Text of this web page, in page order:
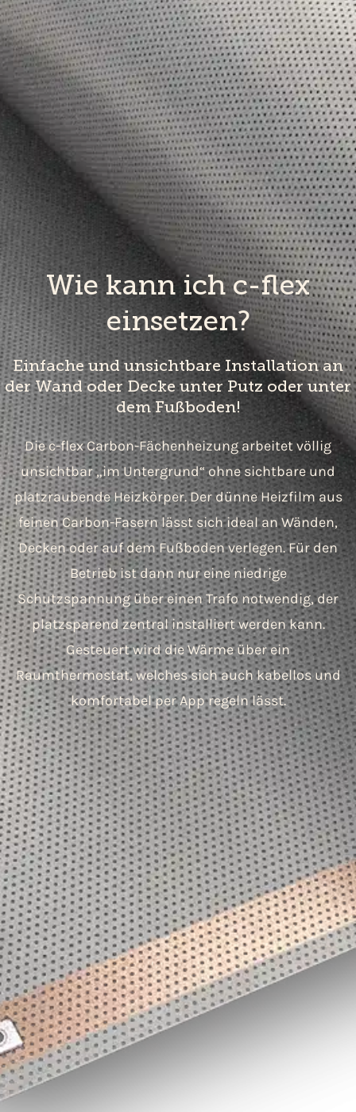
Wie kann ich c-flex
einsetzen?
Einfache und unsichtbare Installation an
der Wand oder Decke unter Putz oder unter
dem Fußboden!
Die c-flex Carbon-Fächenheizung arbeitet völlig
unsichtbar „im Untergrund“ ohne sichtbare und
platzraubende Heizkörper. Der dünne Heizfilm aus
feinen Carbon-Fasern lässt sich ideal an Wänden,
Decken oder auf dem Fußboden verlegen. Für den
Betrieb ist dann nur eine niedrige
Schutzspannung über einen Trafo notwendig, der
platzsparend zentral installiert werden kann.
Gesteuert wird die Wärme über ein
Raumthermostat, welches sich auch kabellos und
komfortabel per App regeln lässt.